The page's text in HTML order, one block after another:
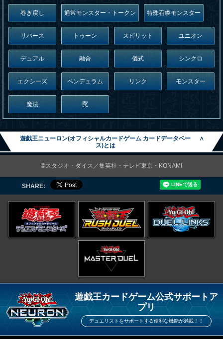
巻き戻し 通常モンスター・トークン 特殊召喚モンスター
リバース トゥーン スピリット ユニオン
デュアル 融合 儀式 シンクロ
エクシーズ ペンデュラム リンク モンスター
魔法 罠
遊戯王ニューロン(オフィシャルカードゲーム カードデータベー
ス)とは
∧
©スタジオ・ダイス／集英社・テレビ東京・KONAMI
SHARE:
遊戯王カードゲーム公式サポートア
プリ
デュエリストをサポートする便利な機能が満載！！